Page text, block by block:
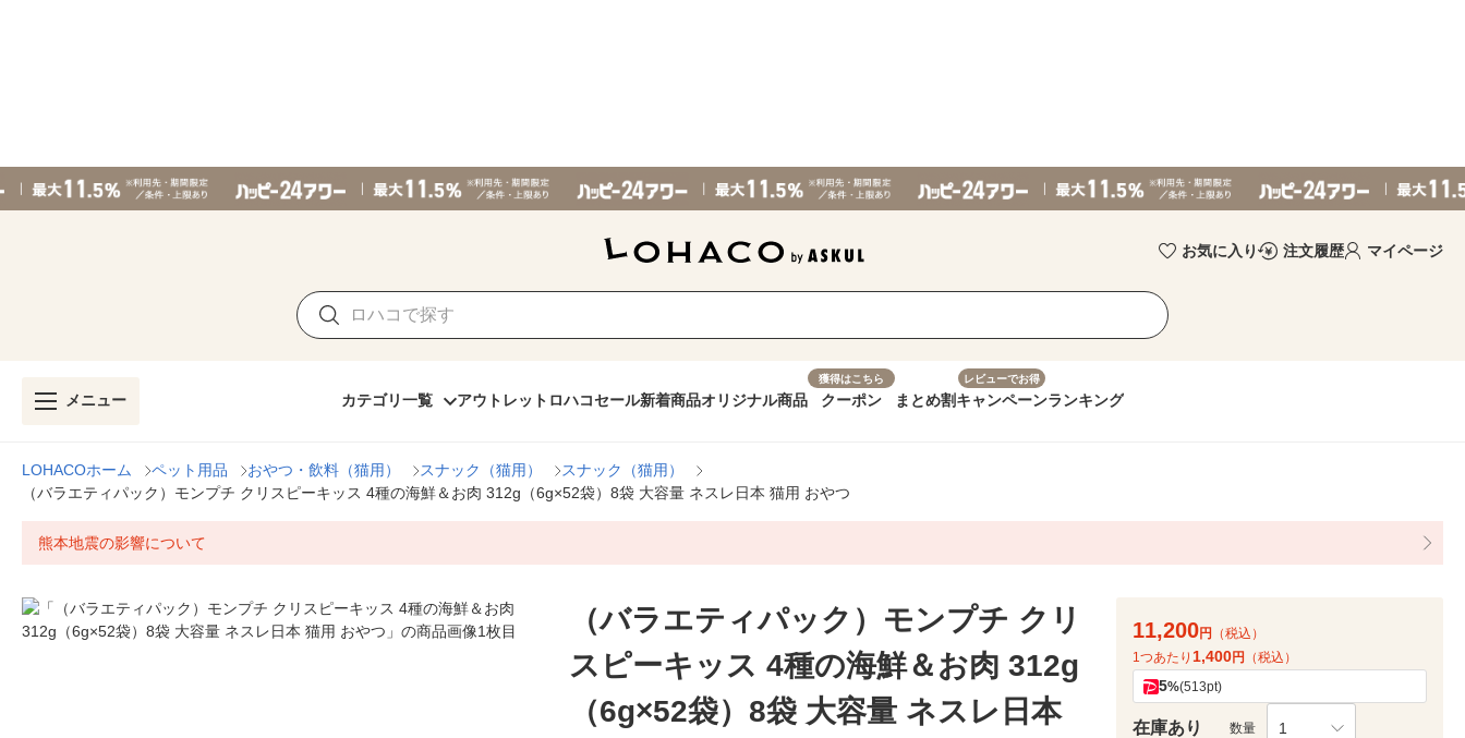
お気に入り 注文履歴 マイページ
メニュー カテゴリ一覧 アウトレット ロハコセール新着商品オリジナル商品
獲得はこちら
クーポン まとめ割
レビューでお得
キャンペーンランキング
LOHACOホーム ペット用品 おやつ・飲料（猫用） スナック（猫用）
スナック（猫用）
（バラエティパック）モンプチ クリスピーキッス 4種の海鮮＆お肉 312g（6g×52袋）8袋 大容量 ネスレ日本 猫用 おやつ
熊本地震の影響について
（バラエティパック）モンプチ クリ
スピーキッス 4種の海鮮＆お肉 312g
（6g×52袋）8袋 大容量 ネスレ日本
11,200円
（税込）
1つあたり 1,400円 （税込）
5%(513pt)
在庫あり 数量 1